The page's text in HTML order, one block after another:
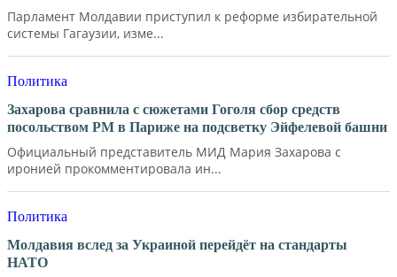
Парламент Молдавии приступил к реформе избирательной
системы Гагаузии, изме...
Политика
Захарова сравнила с сюжетами Гоголя сбор средств
посольством РМ в Париже на подсветку Эйфелевой башни
Официальный представитель МИД Мария Захарова с
иронией прокомментировала ин...
Политика
Молдавия вслед за Украиной перейдёт на стандарты
НАТО